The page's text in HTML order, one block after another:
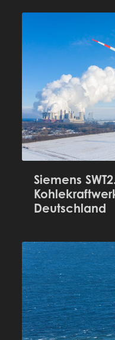
Siemens
Deutschland